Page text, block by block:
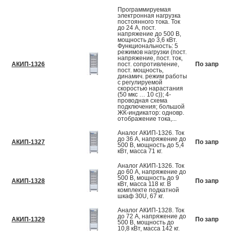
АКИП-1326
Программируемая
электронная нагрузка
постоянного тока. Ток
до 24 А, пост.
напряжение до 500 В,
мощность до 3,6 кВт.
Функциональность: 5
режимов нагрузки (пост.
напряжение, пост. ток,
пост. сопротивление,
пост. мощность,
динамич. режим работы
с регулируемой
скоростью нарастания
(50 мкс … 10 с)); 4-
проводная схема
подключения; большой
ЖК-индикатор: одновр.
отображение тока,...
По
АКИП-1327
Аналог АКИП-1326. Ток
до 36 А, напряжение до
500 В, мощность до 5,4
кВт, масса 71 кг.
По
АКИП-1328
Аналог АКИП-1326. Ток
до 60 А, напряжение до
500 В, мощность до 9
кВт, масса 118 кг. В
комплекте подкатной
шкаф 30U, 67 кг.
По
АКИП-1329
Аналог АКИП-1328. Ток
до 72 А, напряжение до
500 В, мощность до
10,8 кВт, масса 142 кг.
По